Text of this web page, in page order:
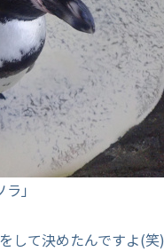
ラ」
して決めたんですよ(笑)